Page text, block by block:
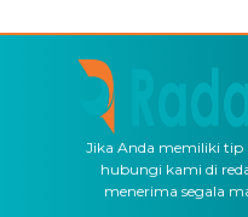
Jika Anda memiliki tip
hubungi kami di
menerima segala